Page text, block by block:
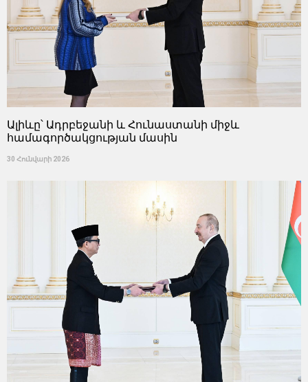
Ալիևը՝ Ադրբեջանի և Հունաստանի միջև
համագործակցության մասին
30 Հունվարի 2026